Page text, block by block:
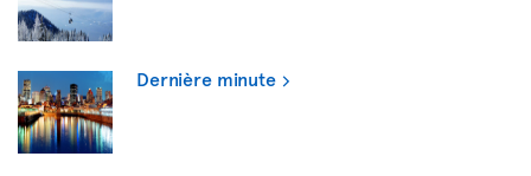
Dernière minute